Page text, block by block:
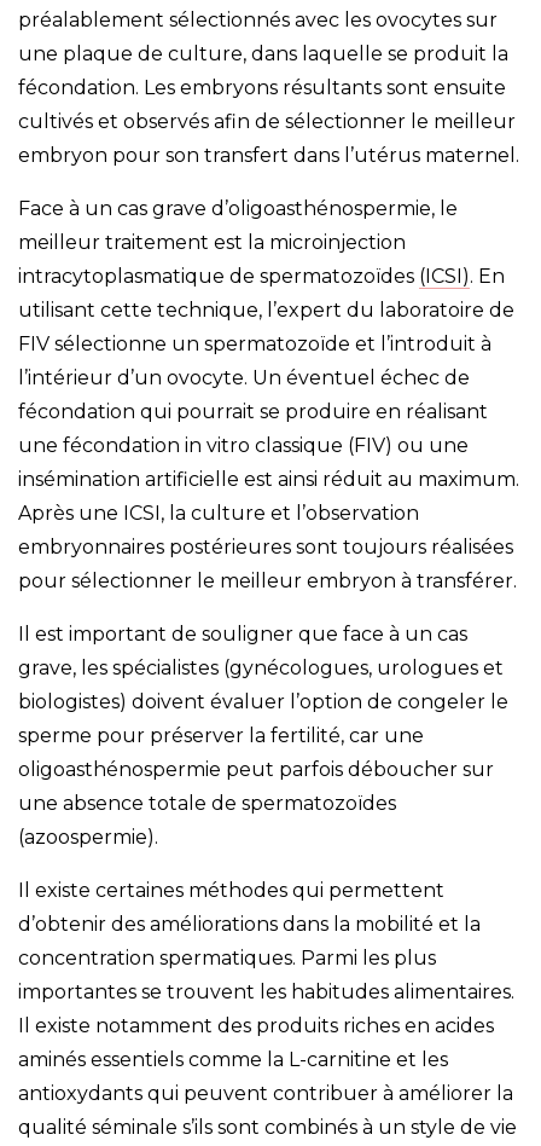
préalablement sélectionnés avec les ovocytes sur
une plaque de culture, dans laquelle se produit la
fécondation. Les embryons résultants sont ensuite
cultivés et observés afin de sélectionner le meilleur
embryon pour son transfert dans l’utérus maternel.
Face à un cas grave d’oligoasthénospermie, le
meilleur traitement est la microinjection
intracytoplasmatique de spermatozoïdes (ICSI). En
utilisant cette technique, l’expert du laboratoire de
FIV sélectionne un spermatozoïde et l’introduit à
l’intérieur d’un ovocyte. Un éventuel échec de
fécondation qui pourrait se produire en réalisant
une fécondation in vitro classique (FIV) ou une
insémination artificielle est ainsi réduit au maximum.
Après une ICSI, la culture et l’observation
embryonnaires postérieures sont toujours réalisées
pour sélectionner le meilleur embryon à transférer.
Il est important de souligner que face à un cas
grave, les spécialistes (gynécologues, urologues et
biologistes) doivent évaluer l’option de congeler le
sperme pour préserver la fertilité, car une
oligoasthénospermie peut parfois déboucher sur
une absence totale de spermatozoïdes
(azoospermie).
Il existe certaines méthodes qui permettent
d’obtenir des améliorations dans la mobilité et la
concentration spermatiques. Parmi les plus
importantes se trouvent les habitudes alimentaires.
Il existe notamment des produits riches en acides
aminés essentiels comme la L-carnitine et les
antioxydants qui peuvent contribuer à améliorer la
qualité séminale s’ils sont combinés à un style de vie